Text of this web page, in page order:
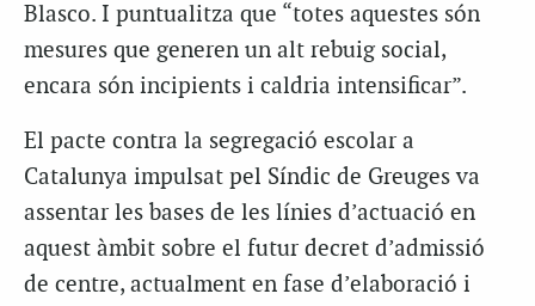
Blasco. I puntualitza que “totes aquestes són
mesures que generen un alt rebuig social,
encara són incipients i caldria intensificar”.
El pacte contra la segregació escolar a
Catalunya impulsat pel Síndic de Greuges va
assentar les bases de les línies d’actuació en
aquest àmbit sobre el futur decret d’admissió
de centre, actualment en fase d’elaboració i